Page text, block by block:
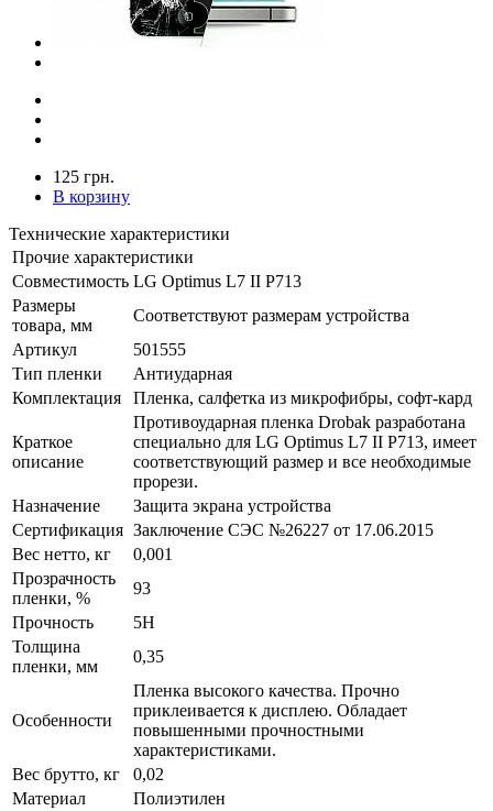
125 грн.
В корзину
Технические характеристики
Прочие характеристики
Совместимость LG Optimus L7 II P713
Размеры
товара, мм
Соответствуют размерам устройства
Артикул
501555
Тип пленки
Антиударная
Комплектация
Пленка, салфетка из микрофибры, софт-кард
Краткое
описание
Противоударная пленка Drobak разработана
специально для LG Optimus L7 II P713, имеет
соответствующий размер и все необходимые
прорези.
Назначение
Защита экрана устройства
Сертификация Заключение СЭС №26227 от 17.06.2015
Вес нетто, кг
0,001
Прозрачность
пленки, %
93
Прочность
5H
Толщина
пленки, мм
0,35
Особенности
Пленка высокого качества. Прочно
приклеивается к дисплею. Обладает
повышенными прочностными
характеристиками.
Вес брутто, кг
0,02
Материал
Полиэтилен